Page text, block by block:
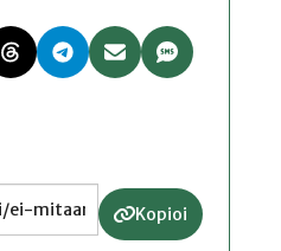
Kopioi